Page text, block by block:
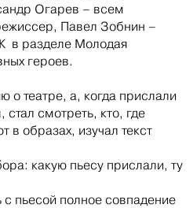
Огарев – всем
Павел Зобнин –
в разделе Молодая
героев.
театре, а, когда прислали
смотреть, кто, где
в образах, изучал текст
какую пьесу прислали, ту
пьесой полное совпадение